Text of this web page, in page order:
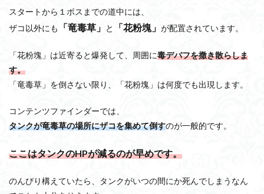
スタートから１ボスまでの道中には、
ザコ以外にも
「竜毒草」 と 「花粉塊」 が配置されています。
「花粉塊」は近寄ると爆発して、周囲に毒デバフを撒き散らしま
す。
「竜毒草」を倒さない限り、「花粉塊」は何度でも出現します。
コンテンツファインダーでは、
タンクが竜毒草の場所にザコを集めて倒すのが一般的です。
ここはタンクのHPが減るのが早めです。
のんびり構えていたら、タンクがいつの間にか死んでしまうなん